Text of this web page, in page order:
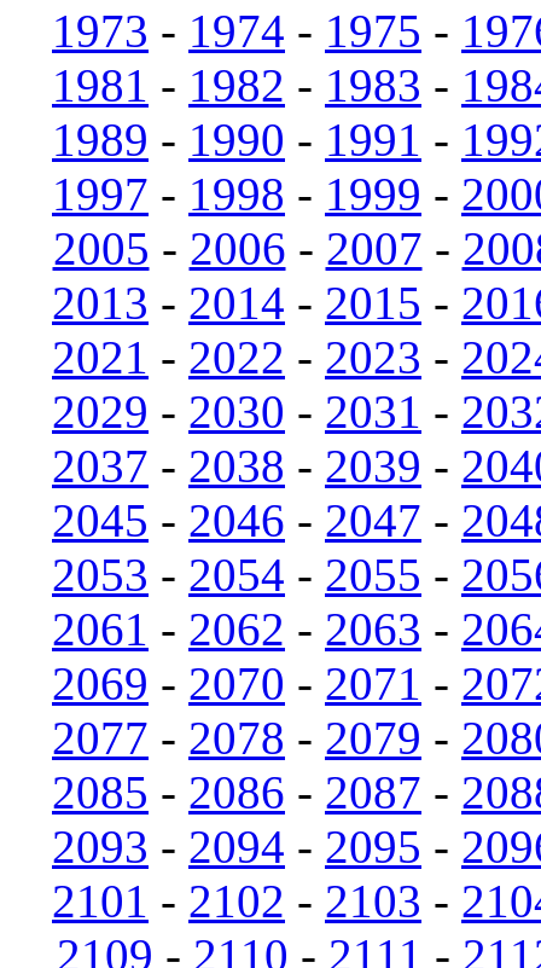
1973 - 1974 - 1975 -
1981 - 1982 - 1983 -
1989 - 1990 - 1991 -
1997 - 1998 - 1999 -
2005 - 2006 - 2007 -
2013 - 2014 - 2015 -
2021 - 2022 - 2023 -
2029 - 2030 - 2031 -
2037 - 2038 - 2039 -
2045 - 2046 - 2047 -
2053 - 2054 - 2055 -
2061 - 2062 - 2063 -
2069 - 2070 - 2071 -
2077 - 2078 - 2079 -
2085 - 2086 - 2087 -
2093 - 2094 - 2095 -
2101 - 2102 - 2103 -
2109 - 2110 - 2111 -